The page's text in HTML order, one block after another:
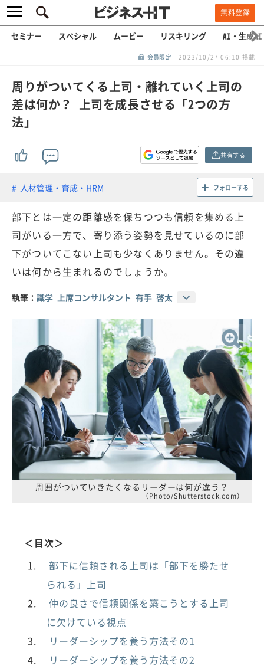
無料登録
セミナー スペシャル ムービー リスキリング AI・生成AI
会員限定 2023/10/27 06:10 掲載
周りがついてくる上司・離れていく上司の
差は何か？ 上司を成長させる「2つの方
法」
共有する
人材管理・育成・HRM フォローする
部下とは一定の距離感を保ちつつも信頼を集める上
司がいる一方で、寄り添う姿勢を見せているのに部
下がついてこない上司も少なくありません。その違
いは何から生まれるのでしょうか。
執筆： 識学 上席コンサルタント 有手 啓太
周囲がついていきたくなるリーダーは何が違う？
（Photo/Shutterstock.com）
＜目次＞
部下に信頼される上司は「部下を勝たせ
られる」上司
仲の良さで信頼関係を築こうとする上司
に欠けている視点
リーダーシップを養う方法その1
リーダーシップを養う方法その2